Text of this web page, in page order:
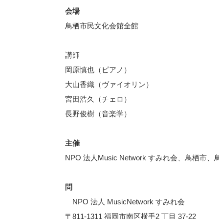
会場
鳥栖市民文化会館全館
講師
岡原慎也（ピアノ）
大山香織（ヴァイオリン）
宮田浩久（チェロ）
長野俊樹（音楽学）
主催
NPO 法人Music Network すみれ会、鳥栖市、
問
NPO 法人 MusicNetwork すみれ会
〒811-1311 福岡市南区横手2 丁目 37-22